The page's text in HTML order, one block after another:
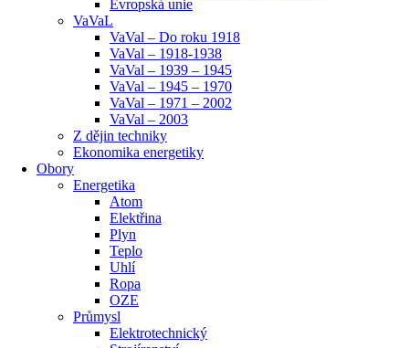
Evropská unie
VaVaL
VaVal – Do roku 1918
VaVal – 1918-1938
VaVal – 1939 – 1945
VaVal – 1945 – 1970
VaVal – 1971 – 2002
VaVal – 2003
Z dějin techniky
Ekonomika energetiky
Obory
Energetika
Atom
Elektřina
Plyn
Teplo
Uhlí
Ropa
OZE
Průmysl
Elektrotechnický